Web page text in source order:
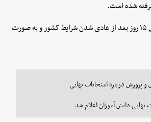
شده است.
وی افزود: امتحانات حداقل ۱۵ روز بعد از عادی شدن شرایط کشور و به صورت
پرورش درباره امتحانات نهایی
نهایی دانش آموزان اعلام شد